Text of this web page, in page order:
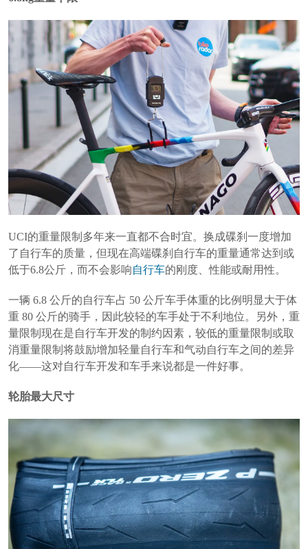
UCI的重量限制多年来一直都不合时宜。换成碟刹一度增加
了自行车的质量，但现在高端碟刹自行车的重量通常达到或
低于6.8公斤，而不会影响自行车的刚度、性能或耐用性。
一辆 6.8 公斤的自行车占 50 公斤车手体重的比例明显大于体
重 80 公斤的骑手，因此较轻的车手处于不利地位。另外，重
量限制现在是自行车开发的制约因素，较低的重量限制或取
消重量限制将鼓励增加轻量自行车和气动自行车之间的差异
化——这对自行车开发和车手来说都是一件好事。
轮胎最大尺寸